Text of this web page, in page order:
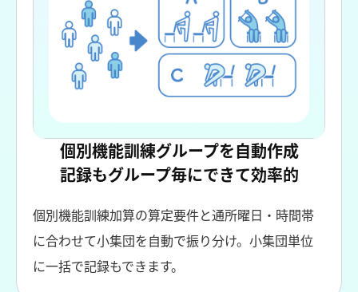
個別機能訓練グループを自動作成
記録もグループ毎にできて効率的
個別機能訓練加算の算定要件と通所曜日・時間帯
に合わせて小集団を自動で振り分け。小集団単位
に一括で記録もできます。